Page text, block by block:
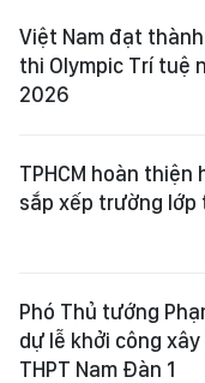
Việt Nam đạt
thi Olympic Trí tuệ
2026
TPHCM hoàn thiện
sắp xếp trường lớp
Phó Thủ tướng
dự lễ khởi công
THPT Nam Đàn 1